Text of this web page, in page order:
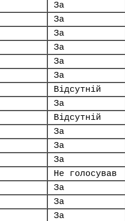
За
За
За
За
За
За
Відсутній
За
Відсутній
За
За
За
Не голосував
За
За
За